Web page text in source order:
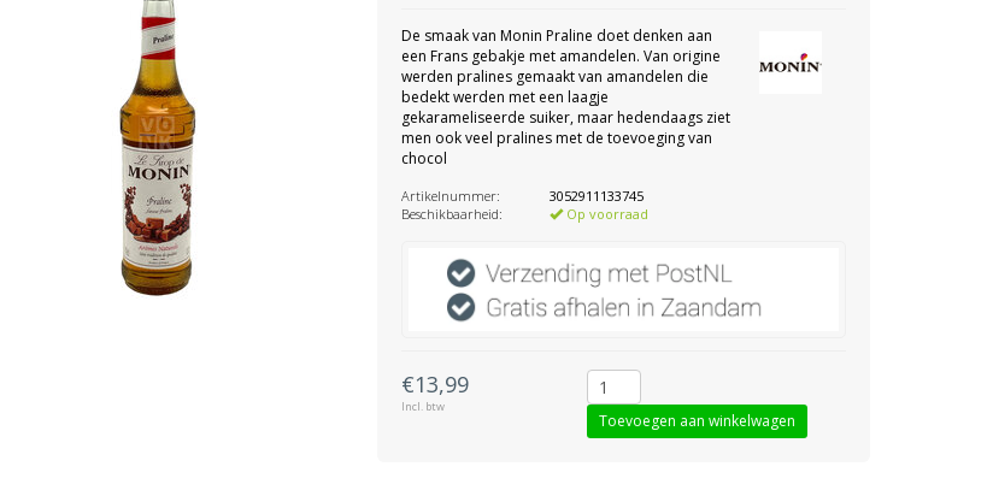
De smaak van Monin Praline doet denken aan
een Frans gebakje met amandelen. Van origine
werden pralines gemaakt van amandelen die
bedekt werden met een laagje
gekarameliseerde suiker, maar hedendaags ziet
men ook veel pralines met de toevoeging van
chocol
Artikelnummer:
3052911133745
Beschikbaarheid:
Op voorraad
€13,99
Incl. btw